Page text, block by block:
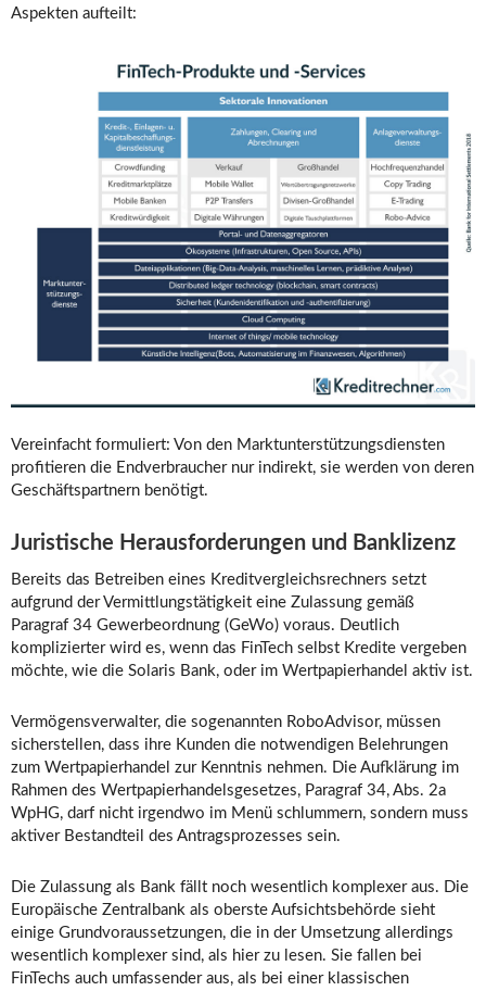
Aspekten aufteilt:
Vereinfacht formuliert: Von den Marktunterstützungsdiensten
profitieren die Endverbraucher nur indirekt, sie werden von deren
Geschäftspartnern benötigt.
Juristische Herausforderungen und Banklizenz
Bereits das Betreiben eines Kreditvergleichsrechners setzt
aufgrund der Vermittlungstätigkeit eine Zulassung gemäß
Paragraf 34 Gewerbeordnung (GeWo) voraus. Deutlich
komplizierter wird es, wenn das FinTech selbst Kredite vergeben
möchte, wie die Solaris Bank, oder im Wertpapierhandel aktiv ist.
Vermögensverwalter, die sogenannten RoboAdvisor, müssen
sicherstellen, dass ihre Kunden die notwendigen Belehrungen
zum Wertpapierhandel zur Kenntnis nehmen. Die Aufklärung im
Rahmen des Wertpapierhandelsgesetzes, Paragraf 34, Abs. 2a
WpHG, darf nicht irgendwo im Menü schlummern, sondern muss
aktiver Bestandteil des Antragsprozesses sein.
Die Zulassung als Bank fällt noch wesentlich komplexer aus. Die
Europäische Zentralbank als oberste Aufsichtsbehörde sieht
einige Grundvoraussetzungen, die in der Umsetzung allerdings
wesentlich komplexer sind, als hier zu lesen. Sie fallen bei
FinTechs auch umfassender aus, als bei einer klassischen